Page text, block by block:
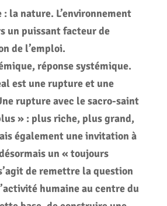
: la nature. L’environnement
un puissant facteur de
de l’emploi.
réponse systémique.
est une rupture et une
rupture avec le sacro-saint
» : plus riche, plus grand,
également une invitation à
un « toujours
de remettre la question
humaine au centre du